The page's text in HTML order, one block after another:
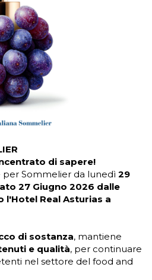
di sapere!
per Sommelier da lunedì 29
27 Giugno 2026 dalle
l'Hotel Real Asturias a
di sostanza, mantiene
e qualità, per continuare
nel settore del food and